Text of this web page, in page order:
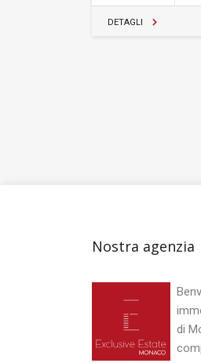
DETAGLI
Nostra agenzia
di